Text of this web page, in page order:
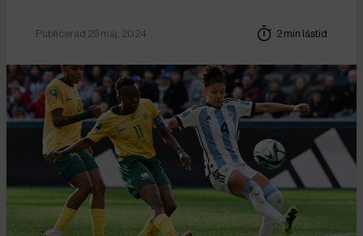
Publicerad 29 maj, 2024 2 min lästid